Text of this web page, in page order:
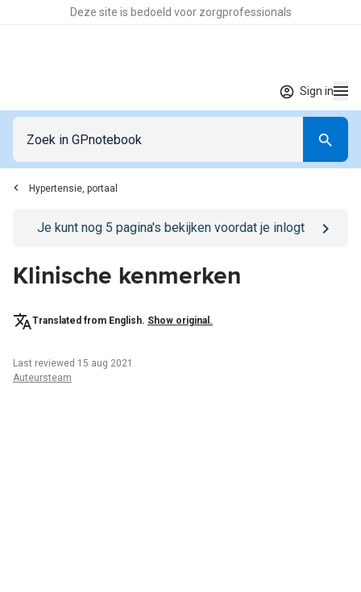
Deze site is bedoeld voor zorgprofessionals
Sign in
Hypertensie, portaal
Go to/sign-in page
Je kunt nog 5 pagina's bekijken voordat je inlogt
Klinische kenmerken
Translated from English. Show original.
Last reviewed 15 aug 2021
Auteursteam